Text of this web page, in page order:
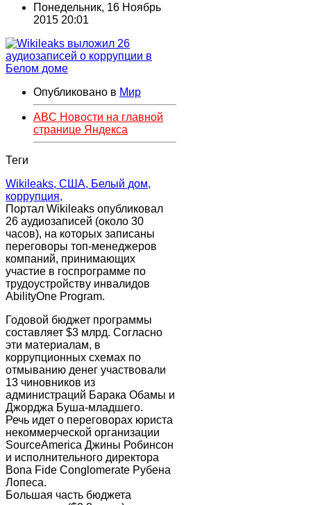
Понедельник, 16 Ноябрь
2015 20:01
Опубликовано в Мир
ABC Новости на главной
странице Яндекса
Теги
Wikileaks, США, Белый дом,
коррупция,
Портал Wikileaks опубликовал
26 аудиозаписей (около 30
часов), на которых записаны
переговоры топ-менеджеров
компаний, принимающих
участие в госпрограмме по
трудоустройству инвалидов
AbilityOne Program.
Годовой бюджет программы
составляет $3 млрд. Согласно
эти материалам, в
коррупционных схемах по
отмыванию денег участвовали
13 чиновников из
администраций Барака Обамы и
Джорджа Буша-младшего.
Речь идет о переговорах юриста
некоммерческой организации
SourceAmerica Джины Робинсон
и исполнительного директора
Bona Fide Conglomerate Рубена
Лопеса.
Большая часть бюджета